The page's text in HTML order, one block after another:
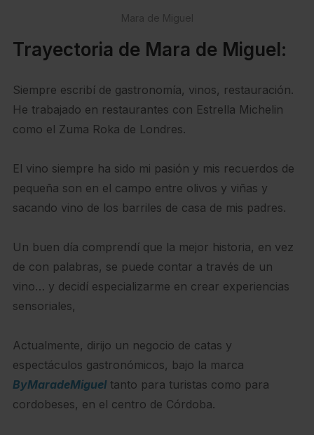
Mara de Miguel
Trayectoria de Mara de Miguel:
Siempre escribí de gastronomía, vinos, restauración.
He trabajado en restaurantes con Estrella Michelin
como el Zuma Roka de Londres.
El vino siempre ha sido mi pasión y mis recuerdos de
pequeña son en el campo entre olivos y viñas y
sacando vino de los barriles de casa de mis padres.
Un buen día comprendí que la mejor historia, en vez
de con palabras, se puede contar a través de un
vino… y decidí especializarme en crear experiencias
sensoriales,
Actualmente, dirijo un negocio de catas y
espectáculos gastronómicos, bajo la marca
ByMaradeMigueltanto para turistas como para
cordobeses, en el centro de Córdoba.